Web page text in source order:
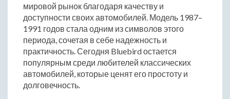
мировой рынок благодаря качеству и
доступности своих автомобилей. Модель 1987–
1991 годов стала одним из символов этого
периода, сочетая в себе надежность и
практичность. Сегодня Bluebird остается
популярным среди любителей классических
автомобилей, которые ценят его простоту и
долговечность.